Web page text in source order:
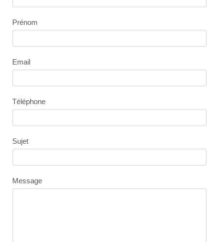
Prénom
Email
Téléphone
Sujet
Message